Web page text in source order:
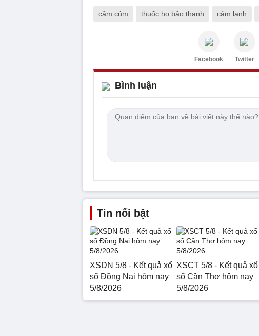
cảm cúm thuốc ho bảo thanh cảm lạnh
Facebook Twitter
Bình luận
Tin nổi bật
XSDN 5/8 - Kết quả xổ
số Đồng Nai hôm nay
5/8/2026
XSCT 5/8 - Kết quả xổ
số Cần Thơ hôm nay
5/8/2026